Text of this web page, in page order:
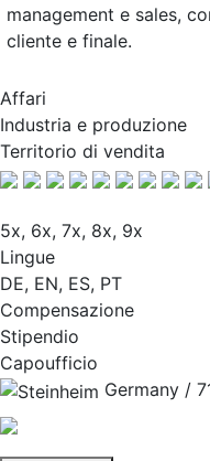
management e sales,
cliente e finale.
Affari
Industria e produzione
Territorio di vendita
5x, 6x, 7x, 8x, 9x
Lingue
DE, EN, ES, PT
Compensazione
Stipendio
Capoufficio
Germany /